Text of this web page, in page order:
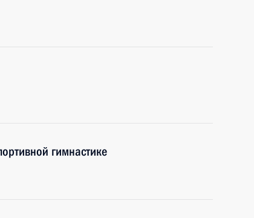
гимнастике